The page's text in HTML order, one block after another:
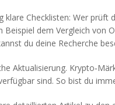
Checklisten: Wer prüft
dem Vergleich von
du deine Recherche
Aktualisierung.
sind. So bist du